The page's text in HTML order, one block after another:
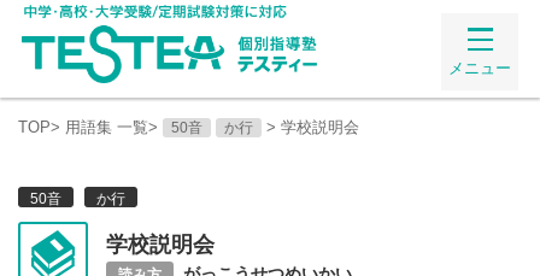
メニュー
TOP> 用語集 一覧> 50音 か行 > 学校説明会
50音 か行
学校説明会